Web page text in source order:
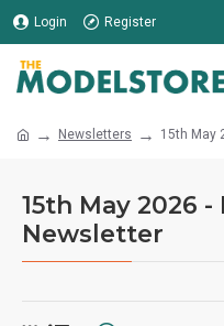
Login Register
Newsletters 15th May
15th May 2026 -
Newsletter